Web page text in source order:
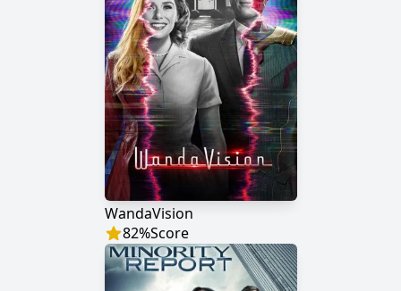
WandaVision
82%Score